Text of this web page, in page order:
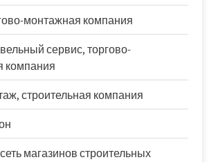
монтажная компания
сервис, торгово-
компания
строительная компания
магазинов строительных